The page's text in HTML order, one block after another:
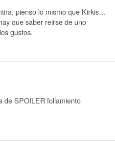
pienso lo mismo que Kirkis…
que saber reirse de uno
gustos.
de SPOILER follamiento